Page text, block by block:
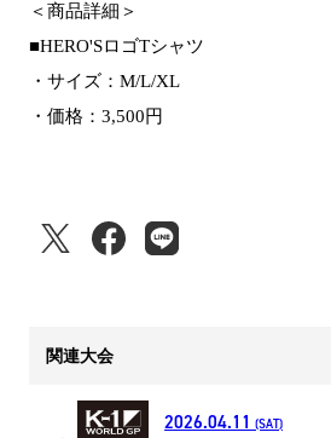
＜商品詳細＞
■HERO'SロゴTシャツ
・サイズ：M/L/XL
・価格：3,500円
関連大会
2026.04.11 (SAT)